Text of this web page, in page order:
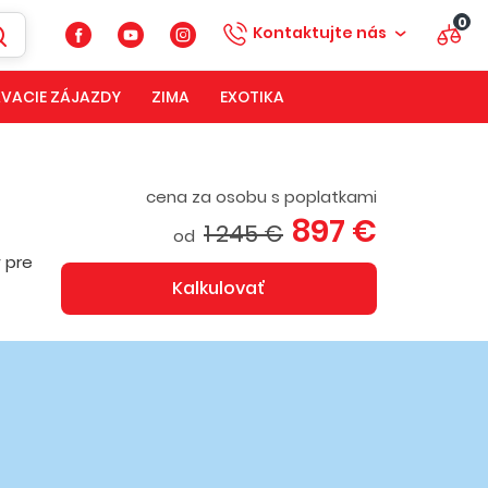
Kontaktujte nás 0
ZÁJAZDY ZIMA EXOTIKA
pre
cena za osobu s poplatkami
od 1 245 € 897 €
Kalkulovať